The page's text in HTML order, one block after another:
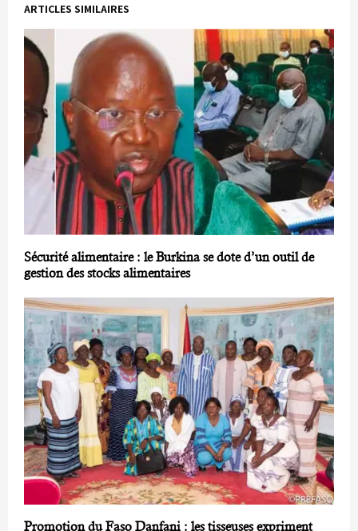
ARTICLES SIMILAIRES
Sécurité alimentaire : le Burkina se dote d’un outil de
gestion des stocks alimentaires
Promotion du Faso Danfani : les tisseuses expriment